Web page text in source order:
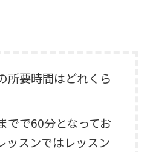
所要時間はどれくら
でで60分となってお
ッスンではレッスン